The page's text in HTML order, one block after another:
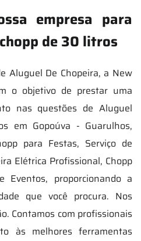
empresa para
de 30 litros
Aluguel De Chopeira, a New
o objetivo de prestar uma
nas questões de Aluguel
em Gopoúva - Guarulhos,
para Festas, Serviço de
Elétrica Profissional, Chopp
Eventos, proporcionando a
que você procura. Nos
Contamos com profissionais
às melhores ferramentas